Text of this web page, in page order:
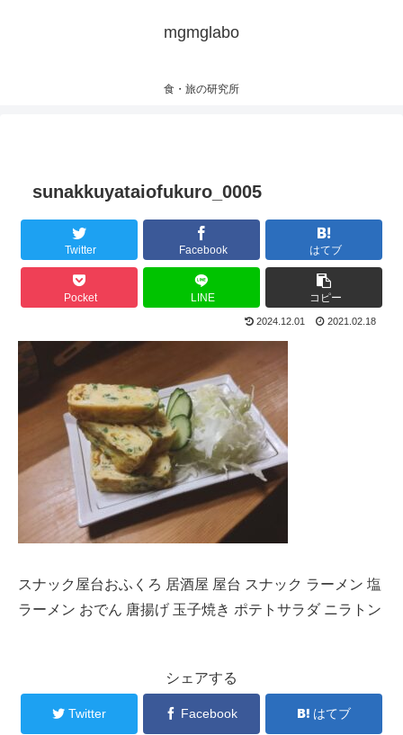
mgmglabo
食・旅の研究所
sunakkuyataiofukuro_0005
Twitter Facebook はてブ
Pocket LINE コピー
2024.12.01 2021.02.18
スナック屋台おふくろ 居酒屋 屋台 スナック ラーメン 塩
ラーメン おでん 唐揚げ 玉子焼き ポテトサラダ ニラトン
シェアする
Twitter Facebook はてブ